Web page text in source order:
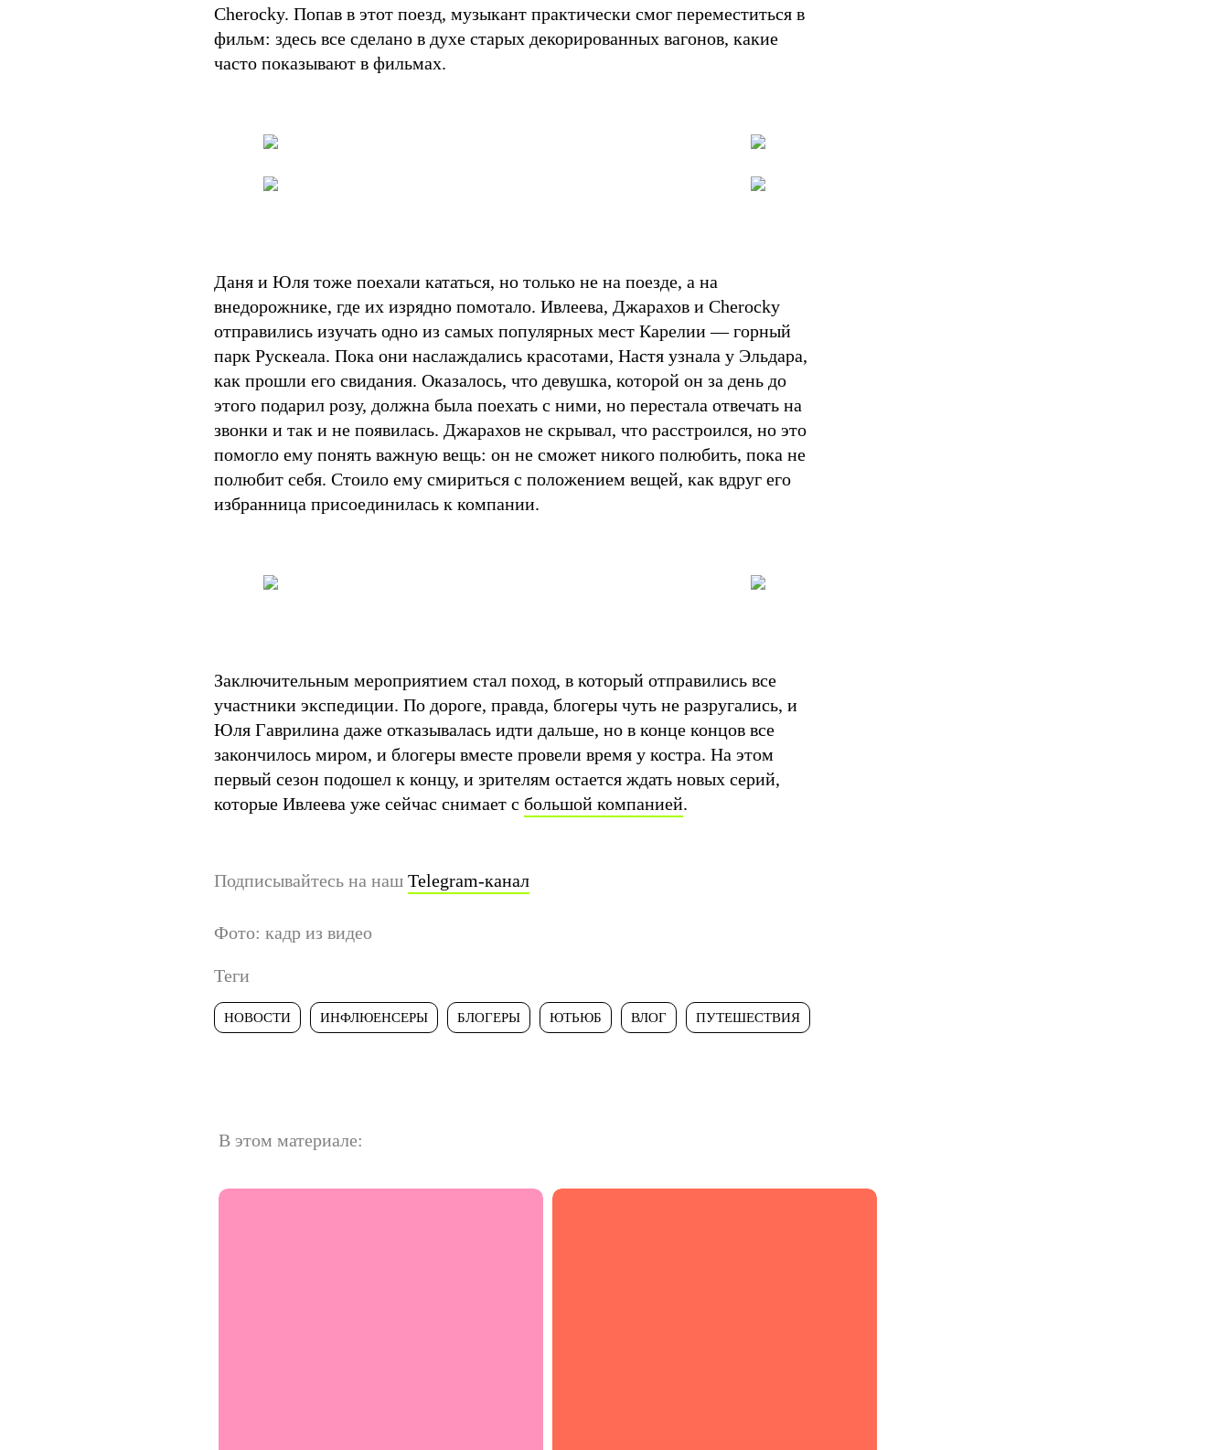
Cherocky. Попав в этот поезд, музыкант практически смог переместиться в
фильм: здесь все сделано в духе старых декорированных вагонов, какие
часто показывают в фильмах.
Даня и Юля тоже поехали кататься, но только не на поезде, а на
внедорожнике, где их изрядно помотало. Ивлеева, Джарахов и Cherocky
отправились изучать одно из самых популярных мест Карелии — горный
парк Рускеала. Пока они наслаждались красотами, Настя узнала у Эльдара,
как прошли его свидания. Оказалось, что девушка, которой он за день до
этого подарил розу, должна была поехать с ними, но перестала отвечать на
звонки и так и не появилась. Джарахов не скрывал, что расстроился, но это
помогло ему понять важную вещь: он не сможет никого полюбить, пока не
полюбит себя. Стоило ему смириться с положением вещей, как вдруг его
избранница присоединилась к компании.
Заключительным мероприятием стал поход, в который отправились все
участники экспедиции. По дороге, правда, блогеры чуть не разругались, и
Юля Гаврилина даже отказывалась идти дальше, но в конце концов все
закончилось миром, и блогеры вместе провели время у костра. На этом
первый сезон подошел к концу, и зрителям остается ждать новых серий,
которые Ивлеева уже сейчас снимает с большой компанией.
Подписывайтесь на наш Telegram-канал
Фото: кадр из видео
Теги
НОВОСТИ ИНФЛЮЕНСЕРЫ БЛОГЕРЫ ЮТЬЮБ ВЛОГ ПУТЕШЕСТВИЯ
В этом материале: